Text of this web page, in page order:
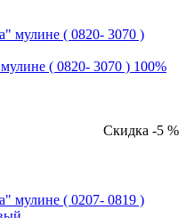
( 0820- 3070 ) 100%
Скидка -5 %